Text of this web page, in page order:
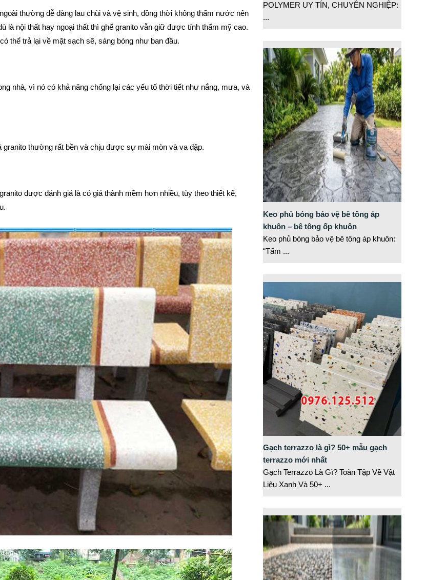
thường dễ dàng lau chùi và vệ sinh, đồng thời không thấm nước nên
là nội thất hay ngoại thất thì ghế granito vẫn giữ được tính thẩm mỹ cao.
thể trả lại về mặt sạch sẽ, sáng bóng như ban đầu.
nhà, vì nó có khả năng chống lại các yếu tố thời tiết như nắng, mưa, và
thường rất bền và chịu được sự mài mòn và va đập.
được đánh giá là có giá thành mềm hơn nhiều, tùy theo thiết kế,
POLYMER UY TÍN, CHUYÊN NGHIỆP:
...
Keo phủ bóng bảo vệ bê tông áp
khuôn – bê tông ốp khuôn
Keo phủ bóng bảo vệ bê tông áp khuôn:
“Tấm ...
Gạch terrazzo là gì? 50+ mẫu gạch
terrazzo mới nhất
Gạch Terrazzo Là Gì? Toàn Tập Về Vật
Liệu Xanh Và 50+ ...